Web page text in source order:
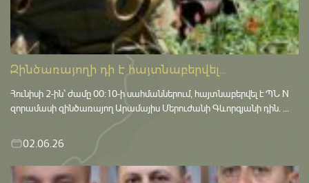
Զինծառայողի դի է հայտնաբերվել...
Հունիսի 2-ին՝ ժամը 00:10-ի սահմաններում, հայտնաբերվել է ՊՆ N
զորամասի զինծառայող Արամայիս Մերուժանի Գևորգյանի դին. ...
02.06.26